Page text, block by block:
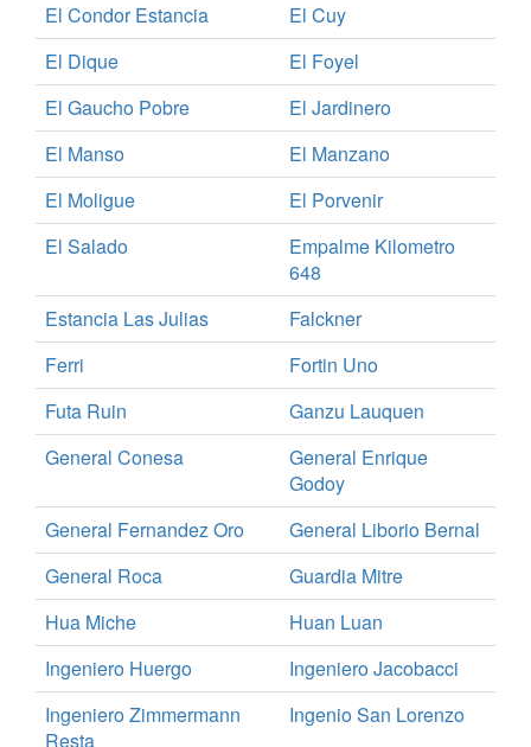
El Condor Estancia
El Cuy
El Dique
El Foyel
El Gaucho Pobre
El Jardinero
El Manso
El Manzano
El Moligue
El Porvenir
El Salado
Empalme Kilometro
648
Estancia Las Julias
Falckner
Ferri
Fortin Uno
Futa Ruin
Ganzu Lauquen
General Conesa
General Enrique
Godoy
General Fernandez Oro
General Liborio Bernal
General Roca
Guardia Mitre
Hua Miche
Huan Luan
Ingeniero Huergo
Ingeniero Jacobacci
Ingeniero Zimmermann
Resta
Ingenio San Lorenzo